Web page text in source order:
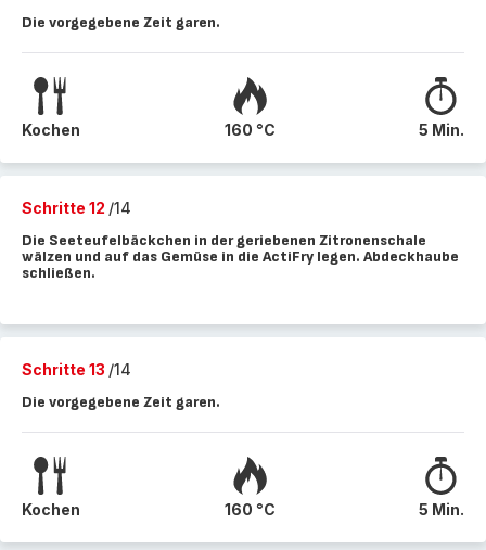
Die vorgegebene Zeit garen.
Kochen 160 °C 5 Min.
Schritte 12 /14
Die Seeteufelbäckchen in der geriebenen Zitronenschale
wälzen und auf das Gemüse in die ActiFry legen. Abdeckhaube
schließen.
Schritte 13 /14
Die vorgegebene Zeit garen.
Kochen 160 °C 5 Min.